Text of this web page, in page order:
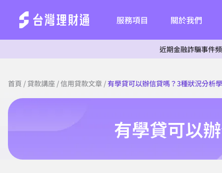
服務項目 關於我們
近期金融詐騙事件頻傳，為
首頁 / 貸款講座 /信用貸款文章 /有學貸可以辦信貸嗎？3種狀況分析
有學貸可以